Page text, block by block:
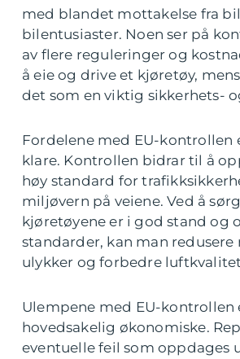
med blandet mottakelse fra
bilentusiaster. Noen ser på
av flere reguleringer og
å eie og drive et kjøretøy,
det som en viktig sikkerhets-
Fordelene med EU-
klare. Kontrollen bidrar til å
høy standard for
miljøvern på veiene. Ved å
kjøretøyene er i god stand og
standarder, kan man redusere
ulykker og forbedre
Ulempene med EU-kontrollen
hovedsakelig økonomiske.
eventuelle feil som oppdages